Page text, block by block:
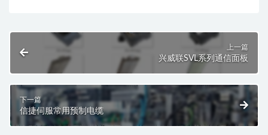
上一篇
兴威联SVL系列通信面板
下一篇
信捷伺服常用预制电缆